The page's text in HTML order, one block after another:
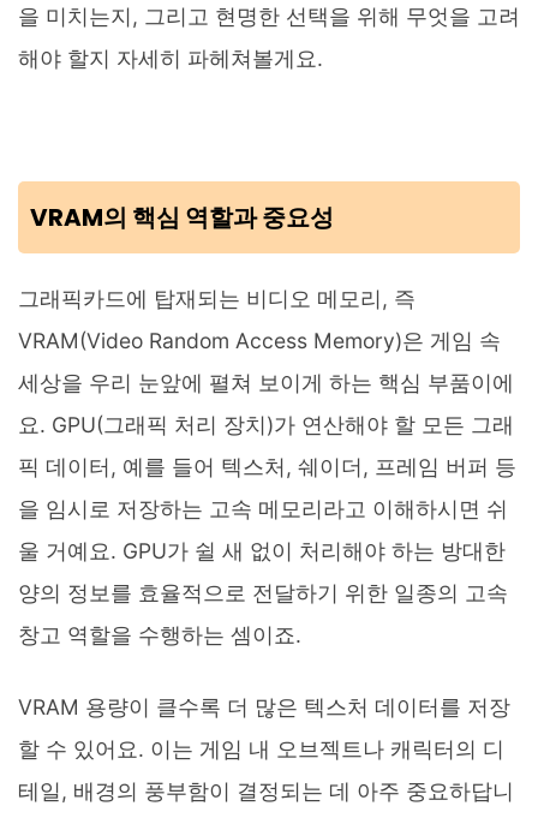
을 미치는지, 그리고 현명한 선택을 위해 무엇을 고려
해야 할지 자세히 파헤쳐볼게요.
VRAM의 핵심 역할과 중요성
그래픽카드에 탑재되는 비디오 메모리, 즉
VRAM(Video Random Access Memory)은 게임 속
세상을 우리 눈앞에 펼쳐 보이게 하는 핵심 부품이에
요. GPU(그래픽 처리 장치)가 연산해야 할 모든 그래
픽 데이터, 예를 들어 텍스처, 쉐이더, 프레임 버퍼 등
을 임시로 저장하는 고속 메모리라고 이해하시면 쉬
울 거예요. GPU가 쉴 새 없이 처리해야 하는 방대한
양의 정보를 효율적으로 전달하기 위한 일종의 고속
창고 역할을 수행하는 셈이죠.
VRAM 용량이 클수록 더 많은 텍스처 데이터를 저장
할 수 있어요. 이는 게임 내 오브젝트나 캐릭터의 디
테일, 배경의 풍부함이 결정되는 데 아주 중요하답니